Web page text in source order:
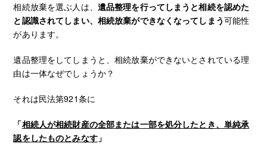
相続放棄を選ぶ人は、 遺品整理を行ってしまうと相続を認めた
と認識されてしまい、相続放棄ができなくなってしまう可能性
があります。
遺品整理をしてしまうと、相続放棄ができないとされている理
由は一体なぜでしょうか？
それは民法第921条に
「相続人が相続財産の全部または一部を処分したとき、単純承
認をしたものとみなす」